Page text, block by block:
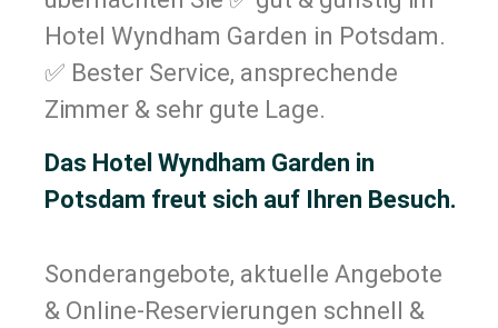
Hotel Wyndham Garden in Potsdam.
✅ Bester Service, ansprechende
Zimmer & sehr gute Lage.
Das Hotel Wyndham Garden in
Potsdam freut sich auf Ihren Besuch.
Sonderangebote, aktuelle Angebote
& Online-Reservierungen schnell &